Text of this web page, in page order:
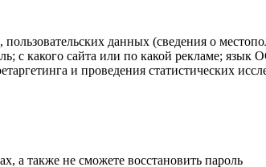
данных (сведения о
с какого сайта или по какой рекламе;
и проведения статистических
а также не сможете восстановить пароль